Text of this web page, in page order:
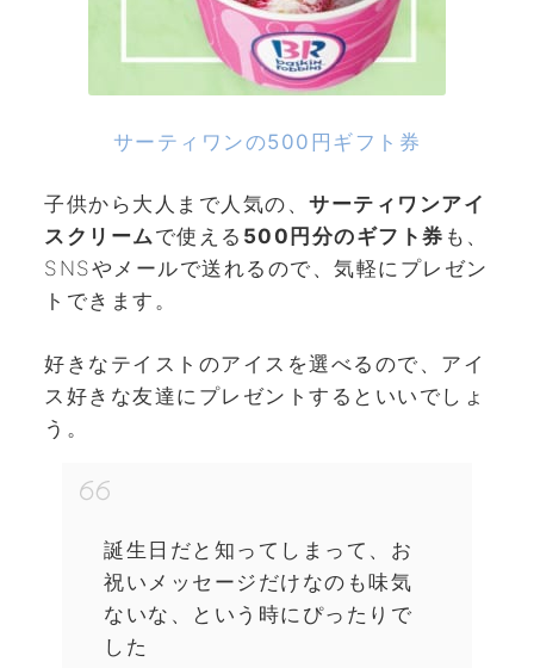
サーティワンの500円ギフト券
子供から大人まで人気の、 サーティワンアイ
スクリームで使える 500円分のギフト券 も、
SNSやメールで送れるので、気軽にプレゼン
トできます。
好きなテイストのアイスを選べるので、アイ
ス好きな友達にプレゼントするといいでしょ
う。
誕生日だと知ってしまって、お
祝いメッセージだけなのも味気
ないな、という時にぴったりで
した